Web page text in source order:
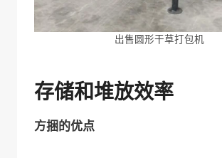
出售圆形干草打包机
存储和堆放效率
方捆的优点